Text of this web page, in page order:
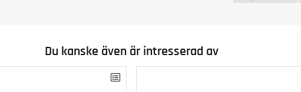
Du kanske även är intresserad av